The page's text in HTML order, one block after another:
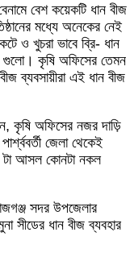
বেশ কয়েকটি ধান বীজ
মধ্যে অনেকের নেই
ও খুচরা ভাবে ব্রি- ধান
গুলো। কৃষি অফিসের তেমন
ব্যবসায়ীরা এই ধান বীজ
কৃষি অফিসের নজর দাড়ি
জেলা থেকেই
টা আসল কোনটা নকল
সদর উপজেলার
সীডের ধান বীজ ব্যবহার